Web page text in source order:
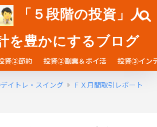
「５段階の投資」人
を豊かにするブログ
資②節約 投資②副業＆ポイ活 投資③イン
イトレ・スイング ＦＸ月間取引レポート